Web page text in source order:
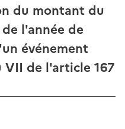
du montant du
l'année de
événement
VII de l'article 167